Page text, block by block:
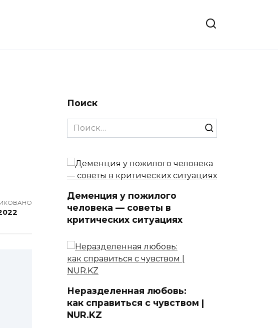
Поиск
Search
for:
Деменция у пожилого
человека — советы в
критических ситуациях
Неразделенная любовь:
как справиться с чувством |
NUR.KZ